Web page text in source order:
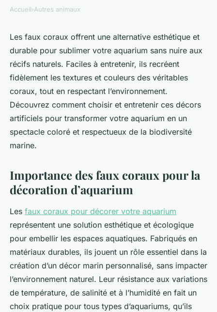
Faux coraux : embellissez
votre aquarium en toute
simplicité
Alexandre•11 septembre 2025•5 min de lecture
Accueil›Autres animaux
Les faux coraux offrent une alternative esthétique et
durable pour sublimer votre aquarium sans nuire aux
récifs naturels. Faciles à entretenir, ils recréent
fidèlement les textures et couleurs des véritables
coraux, tout en respectant l’environnement.
Découvrez comment choisir et entretenir ces décors
artificiels pour transformer votre aquarium en un
spectacle coloré et respectueux de la biodiversité
marine.
Importance des faux coraux pour la
décoration d’aquarium
Les faux coraux pour décorer votre aquarium
représentent une solution esthétique et écologique
pour embellir les espaces aquatiques. Fabriqués en
matériaux durables, ils jouent un rôle essentiel dans la
création d’un décor marin personnalisé, sans impacter
l’environnement naturel. Leur résistance aux variations
de température, de salinité et à l’humidité en fait un
choix pratique pour tous types d’aquariums, qu’ils